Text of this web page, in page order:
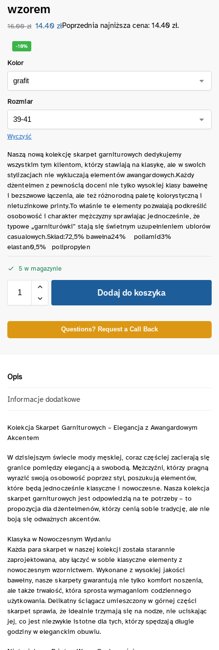
wzorem
16.00zł 14.40 złPoprzednia najniższa cena:14.40zł.
-10%
Kolor
Rozmiar
Wyczyść
Naszą nową kolekcję skarpet garniturowych dedykujemy
wszystkim tym klientom, którzy stawiają na klasykę, ale w swoich
stylizacjach nie wykluczają elementów awangardowych.Każdy
dżentelmen z pewnością doceni nie tylko wysokiej klasy bawełnę
i bezszwowe łączenia, ale też różnorodną paletę kolorystyczną i
nietuzinkowe printy.To właśnie te elementy pozwalają podkreślić
osobowość i charakter mężczyzny sprawiając jednocześnie, że
typowe „garniturówki” stają się świetnym uzupełnieniem ubiorów
casualowych.Skład:72,5% bawełna24% poliamid3%
elastan0,5% polipropylen
5 w magazynie
Dodaj do koszyka
Questions? Request a Call Back
Opis
Informacje dodatkowe
Kolekcja Skarpet Garniturowych – Elegancja z Awangardowym
Akcentem
W dzisiejszym świecie mody męskiej, coraz częściej zacierają się
granice pomiędzy elegancją a swobodą. Mężczyźni, którzy pragną
wyrazić swoją osobowość poprzez styl, poszukują elementów,
które będą jednocześnie klasyczne i nowoczesne. Nasza kolekcja
skarpet garniturowych jest odpowiedzią na te potrzeby – to
propozycja dla dżentelmenów, którzy cenią sobie tradycję, ale nie
boją się odważnych akcentów.
Klasyka w Nowoczesnym Wydaniu
Każda para skarpet w naszej kolekcji została starannie
zaprojektowana, aby łączyć w sobie klasyczne elementy z
nowoczesnym wzornictwem. Wykonane z wysokiej jakości
bawełny, nasze skarpety gwarantują nie tylko komfort noszenia,
ale także trwałość, która sprosta wymaganiom codziennego
użytkowania. Delikatny ściągacz umieszczony w górnej części
skarpet sprawia, że idealnie trzymają się na nodze, nie uciskając
jej, co jest niezwykle istotne dla tych, którzy spędzają długie
godziny w eleganckim obuwiu.